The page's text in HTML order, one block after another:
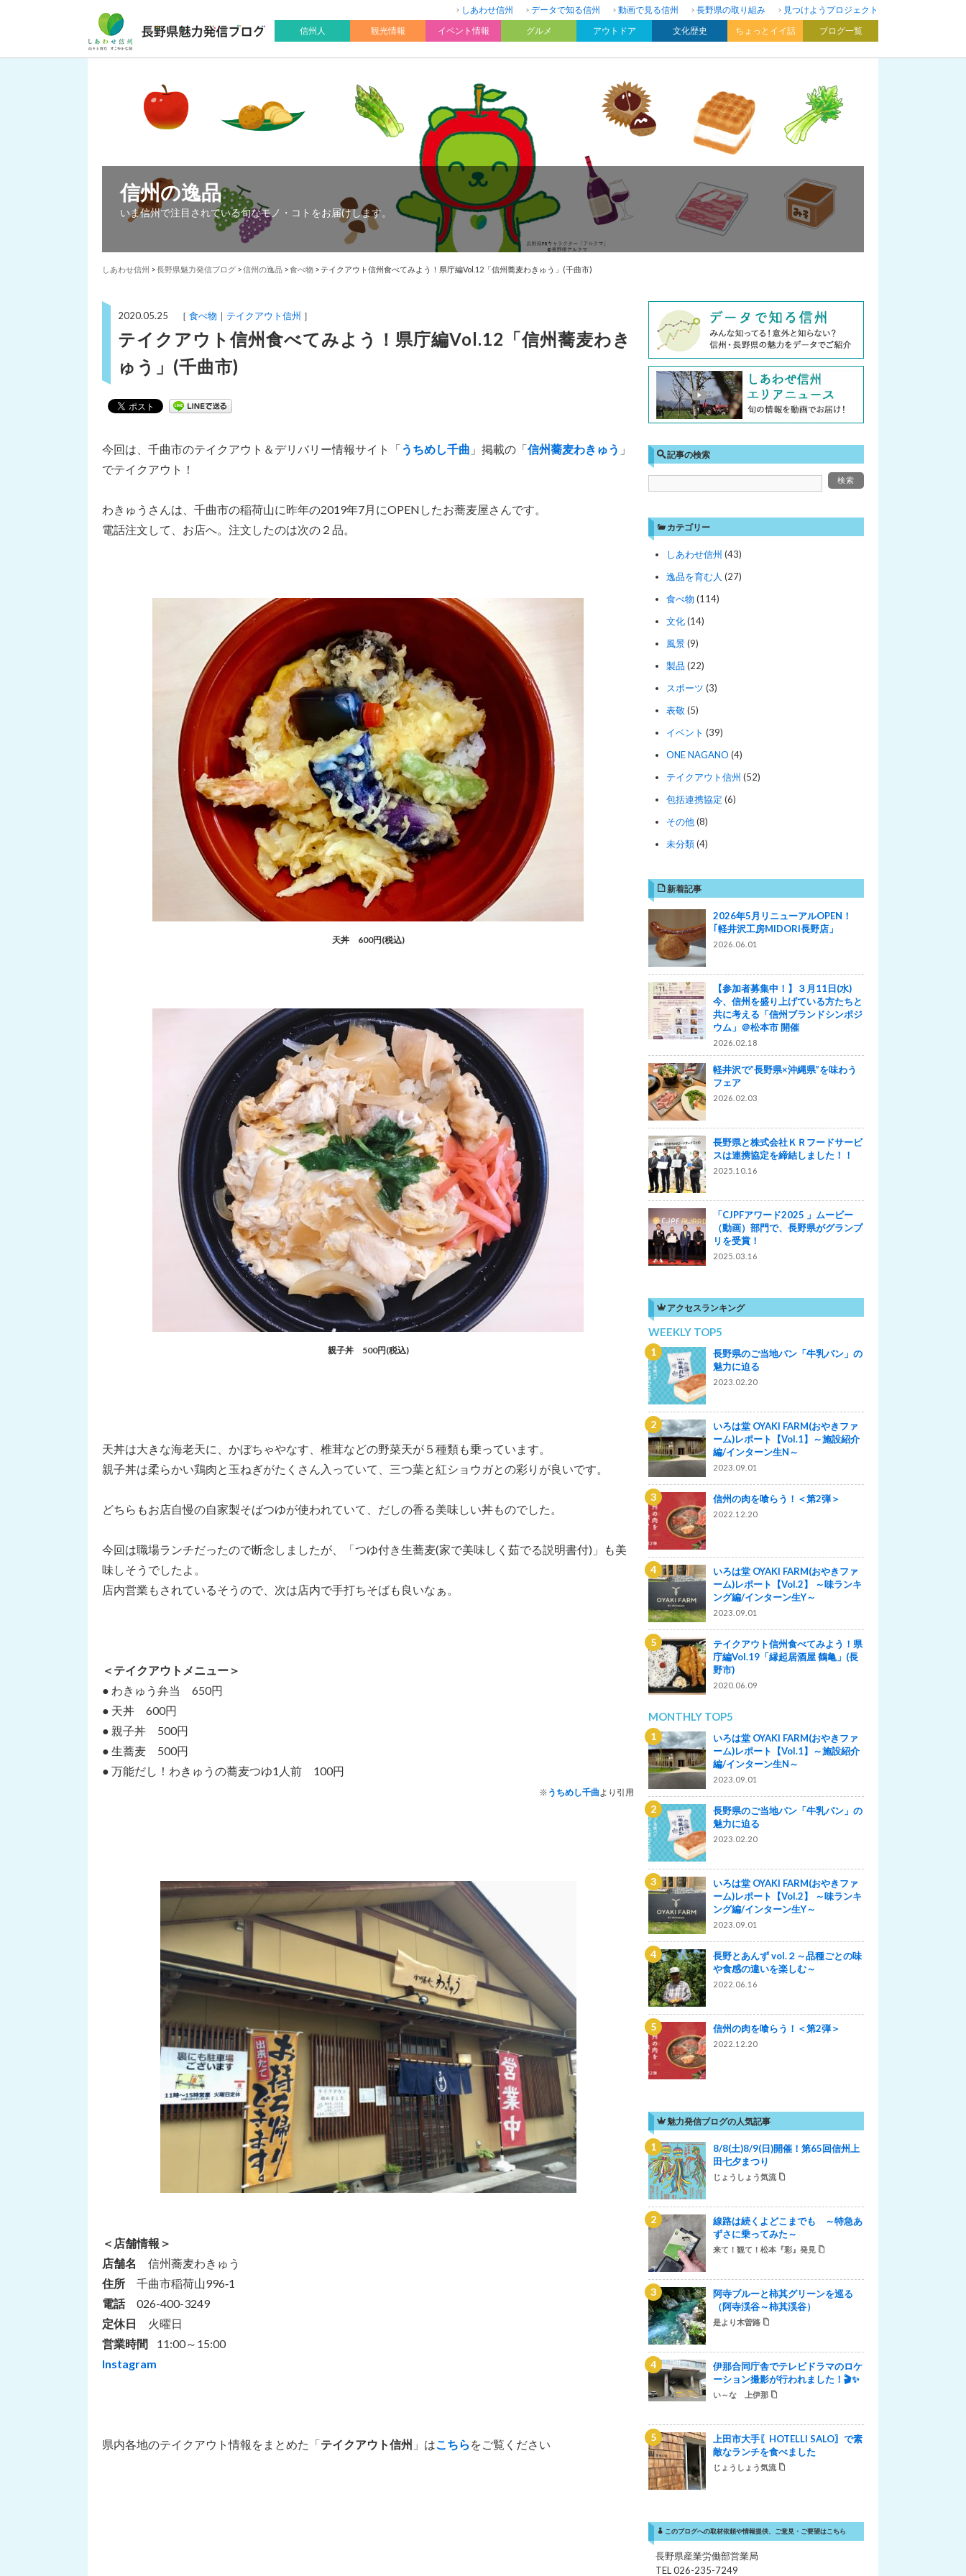
しあわせ信州 データで知る信州 動画で見る信州 長野県の取り組み
見つけようプロジェクト
信州人
観光情報 イベント情報 グルメ アウトドア 文化歴史 ちょっとイイ話 ブログ一覧
信州の逸品
いま信州で注目されている旬なモノ・コトをお届けします。
しあわせ信州 >長野県魅力発信ブログ >信州の逸品 >食べ物 >テイクアウト信州食べてみよう！県庁編Vol.12「信州蕎麦わきゅう」(千曲市)
2020.05.25 ［ 食べ物 テイクアウト信州 ］
テイクアウト信州食べてみよう！県庁編Vol.12「信州蕎麦わき
ゅう」(千曲市)
今回は、千曲市のテイクアウト＆デリバリー情報サイト「うちめし千曲 」掲載の「信州蕎麦わきゅう 」
でテイクアウト！
わきゅうさんは、千曲市の稲荷山に昨年の2019年7月にOPENしたお蕎麦屋さんです。
電話注文して、お店へ。注文したのは次の２品。
天丼 600円(税込)
親子丼 500円(税込)
天丼は大きな海老天に、かぼちゃやなす、椎茸などの野菜天が５種類も乗っています。
親子丼は柔らかい鶏肉と玉ねぎがたくさん入っていて、三つ葉と紅ショウガとの彩りが良いです。
どちらもお店自慢の自家製そばつゆが使われていて、だしの香る美味しい丼ものでした。
今回は職場ランチだったので断念しましたが、「つゆ付き生蕎麦(家で美味しく茹でる説明書付)」も美
味しそうでしたよ。
店内営業もされているそうので、次は店内で手打ちそばも良いなぁ。
＜テイクアウトメニュー＞
● わきゅう弁当 650円
● 天丼 600円
● 親子丼 500円
● 生蕎麦 500円
● 万能だし！わきゅうの蕎麦つゆ1人前 100円
※ うちめし千曲 より引用
＜店舗情報＞
店舗名
信州蕎麦わきゅう
住所 千曲市稲荷山996‐1
電話026-400-3249
定休日
火曜日
営業時間 11:00～15:00
Instagram
県内各地のテイクアウト情報をまとめた「テイクアウト信州 」はこちら をご覧ください
記事の検索
カテゴリー
しあわせ信州 (43)
逸品を育む人 (27)
食べ物 (114)
文化(14)
風景(9)
製品 (22)
スポーツ (3)
表敬(5)
イベント (39)
ONE NAGANO (4)
テイクアウト信州 (52)
包括連携協定 (6)
その他(8)
未分類(4)
新着記事
2026年5月リニューアルOPEN！
｢軽井沢工房MIDORI長野店」
2026.06.01
【参加者募集中！】３月11日(水)
今、信州を盛り上げている方たちと
共に考える「信州ブランドシンポジ
ウム」＠松本市 開催
2026.02.18
軽井沢で”長野県×沖縄県”を味わう
フェア
2026.02.03
長野県と株式会社ＫＲフードサービ
スは連携協定を締結しました！！
2025.10.16
「CJPFアワード2025 」ムービー
（動画）部門で、長野県がグランプ
リを受賞！
2025.03.16
アクセスランキング
WEEKLY TOP5
長野県のご当地パン「牛乳パン」の
魅力に迫る
2023.02.20
いろは堂 OYAKI FARM(おやきファ
ーム)レポート【Vol.1】～施設紹介
編/インターン生N～
2023.09.01
信州の肉を喰らう！＜第2弾＞
2022.12.20
いろは堂 OYAKI FARM(おやきファ
ーム)レポート【Vol.2】 ～味ランキ
ング編/インターン生Y～
2023.09.01
テイクアウト信州食べてみよう！県
庁編Vol.19「縁起居酒屋 鶴亀」(長
野市)
2020.06.09
MONTHLY TOP5
いろは堂 OYAKI FARM(おやきファ
ーム)レポート【Vol.1】～施設紹介
編/インターン生N～
2023.09.01
長野県のご当地パン「牛乳パン」の
魅力に迫る
2023.02.20
いろは堂 OYAKI FARM(おやきファ
ーム)レポート【Vol.2】 ～味ランキ
ング編/インターン生Y～
2023.09.01
長野とあんず vol.２～品種ごとの味
や食感の違いを楽しむ～
2022.06.16
信州の肉を喰らう！＜第2弾＞
2022.12.20
魅力発信ブログの人気記事
8/8(土)8/9(日)開催！第65回信州上
田七夕まつり
じょうしょう気流
線路は続くよどこまでも ～特急あ
ずさに乗ってみた～
来て！観て！松本『彩』発見
阿寺ブルーと柿其グリーンを巡る
（阿寺渓谷～柿其渓谷）
是より木曽路
伊那合同庁舎でテレビドラマのロケ
ーション撮影が行われました！🎬✨
い～な 上伊那
上田市大手〖HOTELLI SALO〗で素
敵なランチを食べました
じょうしょう気流
このブログへの取材依頼や情報提供、ご意見・ご要望はこちら
長野県産業労働部営業局
TEL 026-235-7249